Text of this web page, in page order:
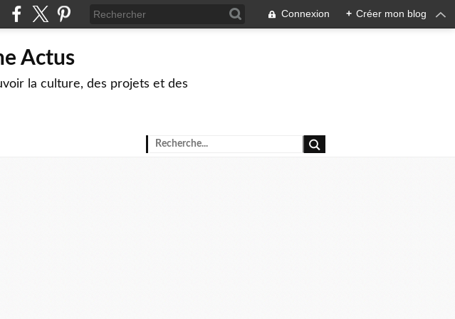
Connexion + Créer mon blog
Actus
la culture, des projets et des